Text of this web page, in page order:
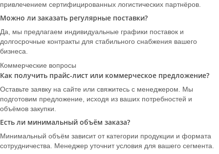
привлечением сертифицированных логистических партнёров.
Можно ли заказать регулярные поставки?
Да, мы предлагаем индивидуальные графики поставок и
долгосрочные контракты для стабильного снабжения вашего
бизнеса.
Коммерческие вопросы
Как получить прайс-лист или коммерческое предложение?
Оставьте заявку на сайте или свяжитесь с менеджером. Мы
подготовим предложение, исходя из ваших потребностей и
объёмов закупки.
Есть ли минимальный объём заказа?
Минимальный объём зависит от категории продукции и формата
сотрудничества. Менеджер уточнит условия для вашего сегмента.